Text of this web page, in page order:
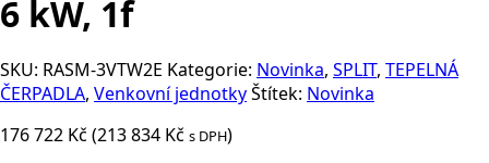
6 kW, 1f
SKU: RASM-3VTW2E Kategorie: Novinka, SPLIT, TEPELNÁ
ČERPADLA, Venkovní jednotkyŠtítek: Novinka
176 722 Kč (213 834 Kč s DPH)